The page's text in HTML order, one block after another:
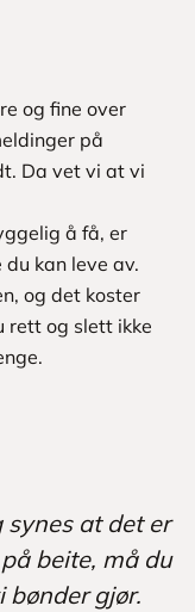
og fine over
på
Da vet vi at vi
å få, er
kan leve av.
og det koster
rett og slett ikke
at det er
beite, må du
bønder gjør.